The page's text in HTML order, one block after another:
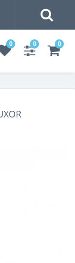
0 0 0